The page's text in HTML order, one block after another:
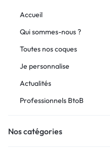
Accueil
Qui sommes-nous ?
Toutes nos coques
Je personnalise
Actualités
Professionnels BtoB
Nos catégories